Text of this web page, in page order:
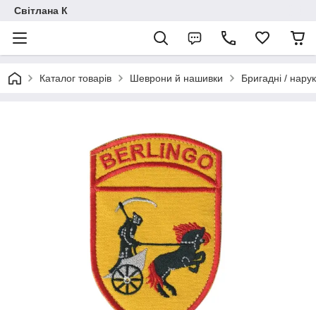
Світлана К
Каталог товарів Шеврони й нашивки Бригадні /